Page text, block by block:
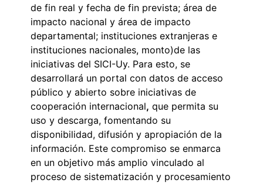
de fin real y fecha de fin prevista; área de
impacto nacional y área de impacto
departamental; instituciones extranjeras e
instituciones nacionales, monto)de las
iniciativas del SICI-Uy. Para esto, se
desarrollará un portal con datos de acceso
público y abierto sobre iniciativas de
cooperación internacional, que permita su
uso y descarga, fomentando su
disponibilidad, difusión y apropiación de la
información. Este compromiso se enmarca
en un objetivo más amplio vinculado al
proceso de sistematización y procesamiento